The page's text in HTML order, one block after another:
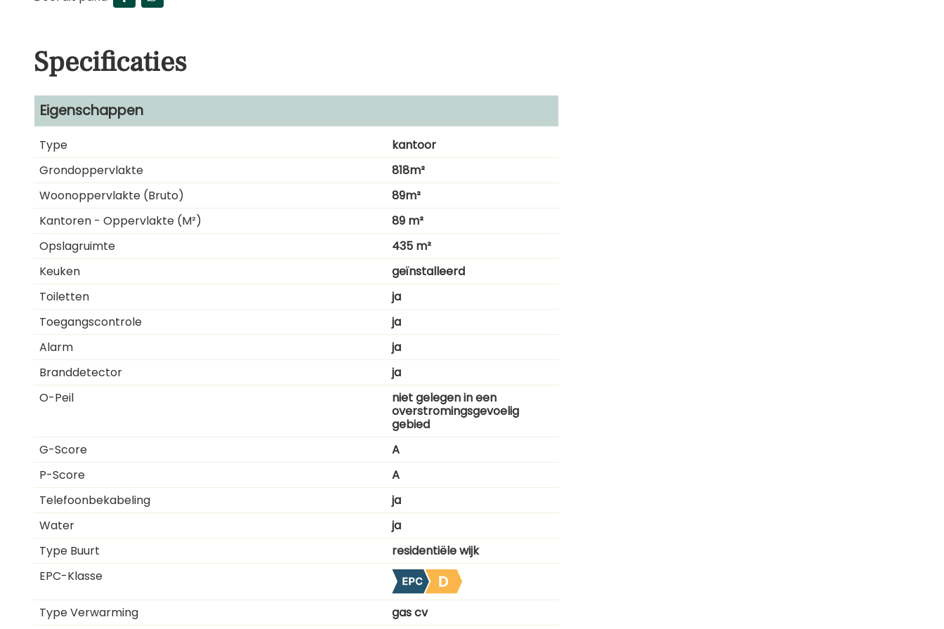
Specificaties
Eigenschappen
Type
kantoor
Grondoppervlakte
818m²
Woonoppervlakte (bruto)
89m²
Kantoren - Oppervlakte (m²)
89 m²
Opslagruimte
435 m²
Keuken
geïnstalleerd
Toiletten
ja
Toegangscontrole
ja
Alarm
ja
Branddetector
ja
O-Peil
niet gelegen in een
overstromingsgevoelig
gebied
G-Score
A
P-Score
A
Telefoonbekabeling
ja
Water
ja
Type Buurt
residentiële wijk
EPC-Klasse
Type Verwarming
gas cv